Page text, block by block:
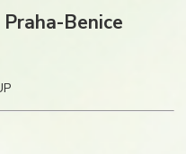
Benice